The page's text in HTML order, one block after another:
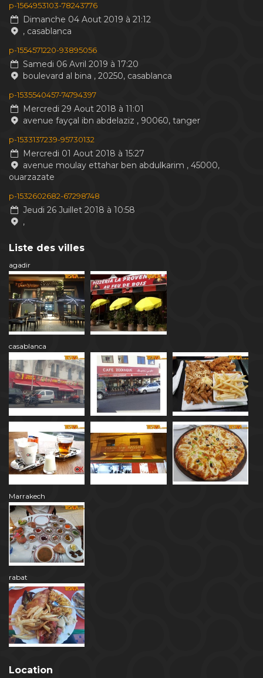
p-1564953103-78243776
Dimanche 04 Aout 2019 à 21:12
, casablanca
p-1554571220-93895056
Samedi 06 Avril 2019 à 17:20
boulevard al bina , 20250, casablanca
p-1535540457-74794397
Mercredi 29 Aout 2018 à 11:01
avenue fayçal ibn abdelaziz , 90060, tanger
p-1533137239-95730132
Mercredi 01 Aout 2018 à 15:27
avenue moulay ettahar ben abdulkarim , 45000,
ouarzazate
p-1532602682-67298748
Jeudi 26 Juillet 2018 à 10:58
,
Liste des villes
agadir
casablanca
Marrakech
rabat
Location